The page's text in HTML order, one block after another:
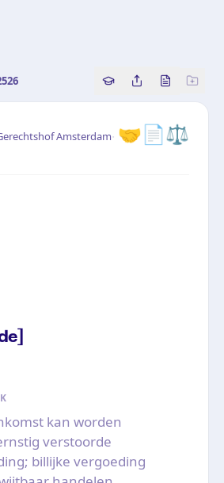
Copy source
Share this
Bekijk
🤝📄⚖️
Amsterdam·
kan worden
verstoorde
billijke vergoeding